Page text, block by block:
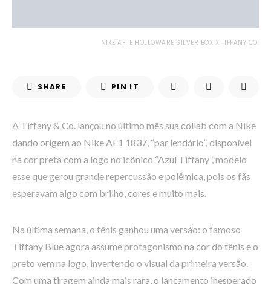
NIKE AF1 E HOLLOWARE SILVER BOX X TIFFANY CO.
SHARE PIN IT
A Tiffany & Co. lançou no último mês sua collab com a Nike
dando origem ao Nike AF1 1837, “par lendário”, disponível
na cor preta com a logo no icônico “Azul Tiffany”, modelo
esse que gerou grande repercussão e polêmica, pois os fãs
esperavam algo com brilho, cores e muito mais.
Na última semana, o tênis ganhou uma versão: o famoso
Tiffany Blue agora assume protagonismo na cor do tênis e o
preto vem na logo, invertendo o visual da primeira versão.
Com uma tiragem ainda mais rara, o lançamento inesperado